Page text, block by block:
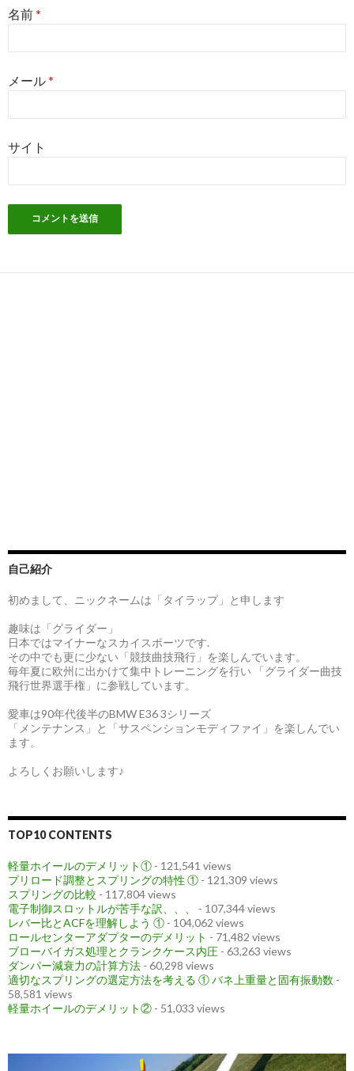
名前*
メール*
サイト
自己紹介
初めまして、ニックネームは「タイラップ」と申します
趣味は「グライダー」
日本ではマイナーなスカイスポーツです.
その中でも更に少ない「競技曲技飛行」を楽しんでいます。
毎年夏に欧州に出かけて集中トレーニングを行い 「グライダー曲技
飛行世界選手権」に参戦しています。
愛車は90年代後半のBMW E36 3シリーズ
「メンテナンス」と「サスペンションモディファイ」を楽しんでい
ます。
よろしくお願いします♪
TOP10 CONTENTS
軽量ホイールのデメリット① - 121,541 views
プリロード調整とスプリングの特性 ① - 121,309 views
スプリングの比較 - 117,804 views
電子制御スロットルが苦手な訳、、、
- 107,344 views
レバー比とACFを理解しよう ① - 104,062 views
ロールセンターアダプターのデメリット - 71,482 views
ブローバイガス処理とクランクケース内圧 - 63,263 views
ダンパー減衰力の計算方法 - 60,298 views
適切なスプリングの選定方法を考える ① バネ上重量と固有振動数 -
58,581 views
軽量ホイールのデメリット② - 51,033 views